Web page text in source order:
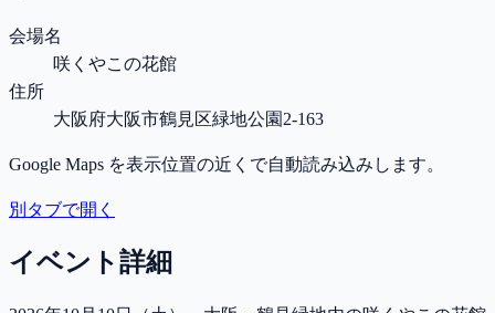
会場名
咲くやこの花館
住所
大阪府大阪市鶴見区緑地公園2-163
Google Maps を表示位置の近くで自動読み込みします。
別タブで開く
イベント詳細